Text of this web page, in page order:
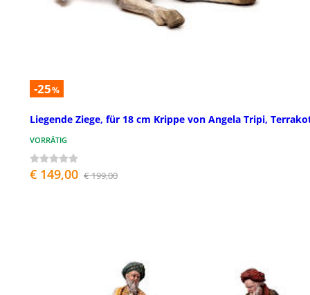
-25%
Liegende Ziege, für 18 cm Krippe von Angela Tripi,
VORRÄTIG
€ 149,00 € 199,00